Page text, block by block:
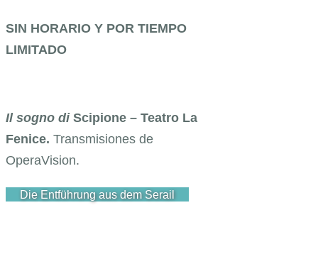
SIN HORARIO Y POR TIEMPO
LIMITADO
Il sogno di Scipione – Teatro La
Fenice. Transmisiones de
OperaVision.
Die Entführung aus dem Serail